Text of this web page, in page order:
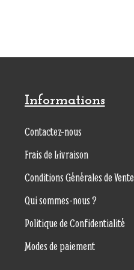
Informations
Contactez-nous
Frais de Livraison
Conditions Générales de Vente
Qui sommes-nous ?
Politique de Confidentialité
Modes de paiement